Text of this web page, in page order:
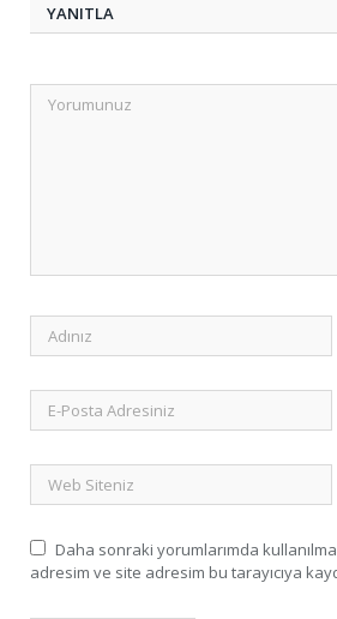
YANITLA
Daha sonraki yorumlarımda
adresim ve site adresim bu tarayıcıya